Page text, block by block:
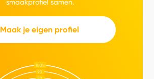
smaakprofiel samen.
Maak je eigen profiel